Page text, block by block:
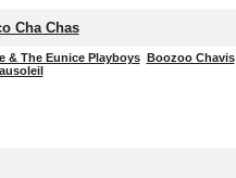
Cha Chas
& The Eunice Playboys Boozoo Chavis